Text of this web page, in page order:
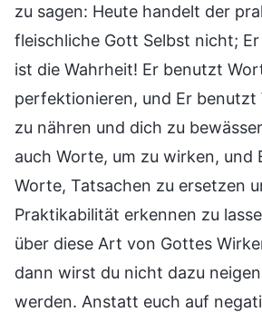
zu sagen: Heute handelt der
fleischliche Gott Selbst nicht;
ist die Wahrheit! Er benutzt
perfektionieren, und Er benutzt
zu nähren und dich zu
auch Worte, um zu wirken, und
Worte, Tatsachen zu ersetzen
Praktikabilität erkennen zu
über diese Art von Gottes
dann wirst du nicht dazu
werden. Anstatt euch auf